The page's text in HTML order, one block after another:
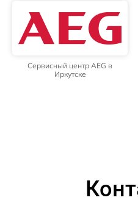
Сервисный центр AEG в
Иркутске